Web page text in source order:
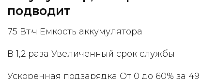
подводит
75 Вт·ч Емкость аккумулятора
В 1,2 раза Увеличенный срок службы
Ускоренная подзарядка От 0 до 60% за 49